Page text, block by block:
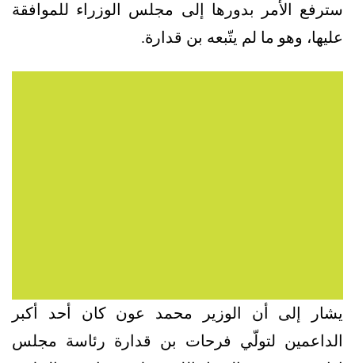
سترفع الأمر بدورها إلى مجلس الوزراء للموافقة
عليها، وهو ما لم يتّبعه بن قدارة.
يشار إلى أن الوزير محمد عون كان أحد أكبر
الداعمين لتولّي فرحات بن قدارة رئاسة مجلس